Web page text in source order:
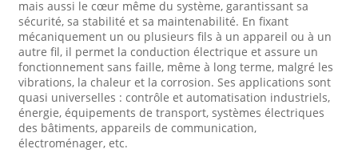
mais aussi le cœur même du système, garantissant sa
sécurité, sa stabilité et sa maintenabilité. En fixant
mécaniquement un ou plusieurs fils à un appareil ou à un
autre fil, il permet la conduction électrique et assure un
fonctionnement sans faille, même à long terme, malgré les
vibrations, la chaleur et la corrosion. Ses applications sont
quasi universelles : contrôle et automatisation industriels,
énergie, équipements de transport, systèmes électriques
des bâtiments, appareils de communication,
électroménager, etc.